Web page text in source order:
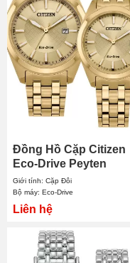
Đồng Hồ Cặp Citizen
Eco-Drive Peyten
BM7532-54P - EO1222-
50P
Giới tính: Cặp Đôi
Bộ máy: Eco-Drive
Liên hệ